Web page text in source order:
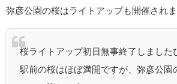
弥彦公園の桜はライトアップも開催されま
桜ライトアップ初日無事終了しました
駅前の桜はほぼ満開ですが、弥彦公園